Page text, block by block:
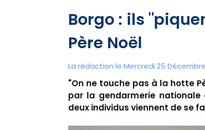
Borgo : ils
Père Noël
La rédaction le Mercredi 25
"On ne touche pas à la hotte
par la gendarmerie
deux individus viennent de se